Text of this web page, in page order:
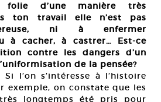
d’une manière très
ton travail elle n’est pas
ni à enfermer
à cacher, à castrer… Est-ce
contre les dangers d’un
de la pensée?
Si l’on s’intéresse à l’histoire
exemple, on constate que les
longtemps été pris pour